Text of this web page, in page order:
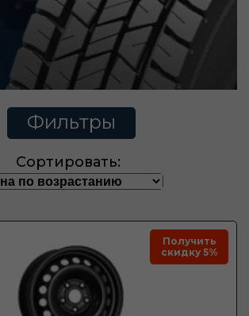
Фильтры
Сортировать:
Получить
скидку 5%